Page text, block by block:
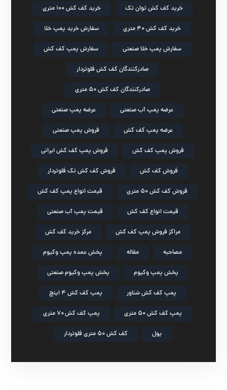
خرید کف کش توان تک خرید کف کش ۱۰۰ متری
خرید کف کش ۴۰ متری سفارش خرید پمپ خلا
سفارش پمپ خلا صنعتی سفارش پمپ کف کش
صادرکنندگان کف کش فلوتردار
صادرکنندگان کف کش ۵۰ متری
عرضه پمپ آب صنعتی عرضه پمپ صنعتی
عرضه پمپ کف کش فروش پمپ صنعتی
فروش پمپ کف کش فروش پمپ کف کش ایرانی
فروش کف کش فروش کف کش تک فلوتردار
فروش کف کش ۵۰ متری قیمت انواع پمپ کف کش
قیمت انواع کف کش قیمت پمپ آب صنعتی
مراکز فروش پمپ کف کش مرکز خرید کف کش
مصاحبه مقاله پخش عمده پمپ وکیوم
پخش پمپ وکیوم پخش پمپ وکیوم صنعتی
پمپ کف کش شناور پمپ کف کش ۴ اینچ
پمپ کف کش ۵۰ متری پمپ کف کش ۷۰ متری
پول کف کش ۵۰ متری فلوتردار